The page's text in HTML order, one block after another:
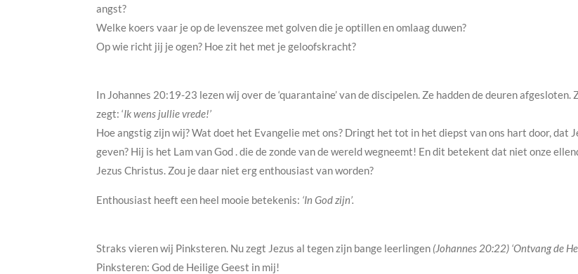
angst?
Welke koers vaar je op de levenszee met golven die je optillen en omlaag duwen?
Op wie richt jij je ogen? Hoe zit het met je geloofskracht?
In Johannes 20:19-23 lezen wij over de ‘quarantaine’ van de discipelen. Ze hadden de deuren
zegt: ‘Ik wens jullie vrede!’
Hoe angstig zijn wij? Wat doet het Evangelie met ons? Dringt het tot in het diepst van ons hart door, dat
geven? Hij is het Lam van God . die de zonde van de wereld wegneemt! En dit betekent dat niet onze
Jezus Christus. Zou je daar niet erg enthousiast van worden?
Enthousiast heeft een heel mooie betekenis: ‘In God zijn’.
Straks vieren wij Pinksteren. Nu zegt Jezus al tegen zijn bange leerlingen (Johannes 20:22) ‘Ontvang de
Pinksteren: God de Heilige Geest in mij!